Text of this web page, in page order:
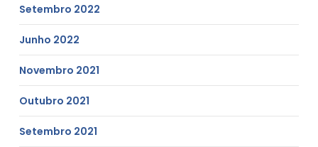
Setembro 2022
Junho 2022
Novembro 2021
Outubro 2021
Setembro 2021